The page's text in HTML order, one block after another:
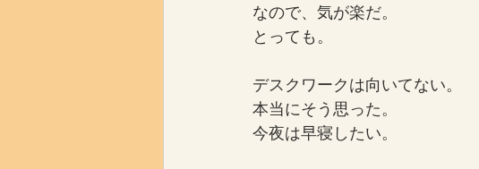
なので、気が楽だ。
とっても。
デスクワークは向いてない。
本当にそう思った。
今夜は早寝したい。